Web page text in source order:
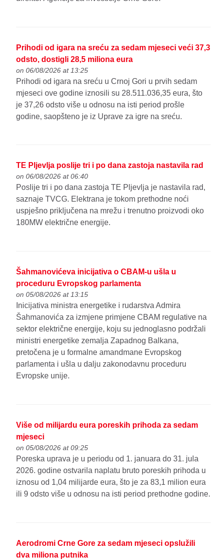
Prihodi od igara na sreću za sedam mjeseci veći 37,3
odsto, dostigli 28,5 miliona eura
on 06/08/2026 at 13:25
Prihodi od igara na sreću u Crnoj Gori u prvih sedam
mjeseci ove godine iznosili su 28.511.036,35 eura, što
je 37,26 odsto više u odnosu na isti period prošle
godine, saopšteno je iz Uprave za igre na sreću.
TE Pljevlja poslije tri i po dana zastoja nastavila rad
on 06/08/2026 at 06:40
Poslije tri i po dana zastoja TE Pljevlja je nastavila rad,
saznaje TVCG. Elektrana je tokom prethodne noći
uspješno priključena na mrežu i trenutno proizvodi oko
180MW električne energije.
Šahmanovićeva inicijativa o CBAM-u ušla u
proceduru Evropskog parlamenta
on 05/08/2026 at 13:15
Inicijativa ministra energetike i rudarstva Admira
Šahmanovića za izmjene primjene CBAM regulative na
sektor električne energije, koju su jednoglasno podržali
ministri energetike zemalja Zapadnog Balkana,
pretočena je u formalne amandmane Evropskog
parlamenta i ušla u dalju zakonodavnu proceduru
Evropske unije.
Više od milijardu eura poreskih prihoda za sedam
mjeseci
on 05/08/2026 at 09:25
Poreska uprava je u periodu od 1. januara do 31. jula
2026. godine ostvarila naplatu bruto poreskih prihoda u
iznosu od 1,04 milijarde eura, što je za 83,1 milion eura
ili 9 odsto više u odnosu na isti period prethodne godine.
Aerodromi Crne Gore za sedam mjeseci opslužili
dva miliona putnika